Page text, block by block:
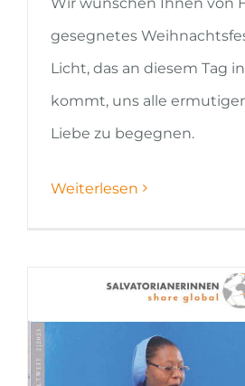
gesegnetes
Licht, das an diesem Tag
kommt, uns alle
Liebe zu begegnen.
Weiterlesen